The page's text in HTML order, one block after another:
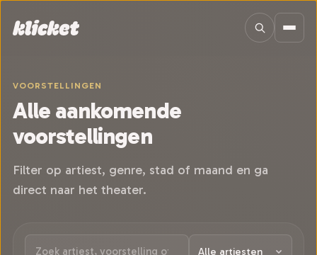
VOORSTELLINGEN
Alle aankomende
voorstellingen
Filter op artiest, genre, stad of maand en ga
direct naar het theater.